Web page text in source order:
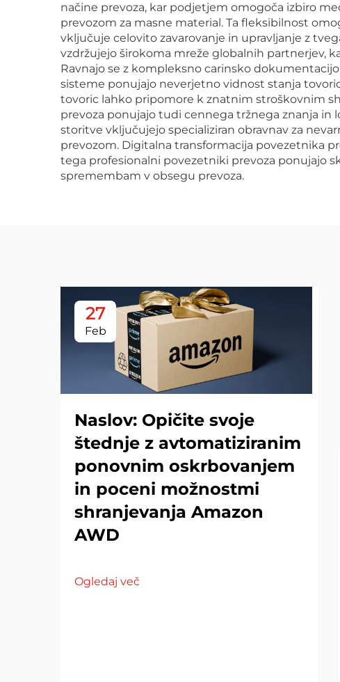
načine prevoza, kar podjetjem omogoča izbiro
prevozom za masne material. Ta fleksibilnost
vključuje celovito zavarovanje in upravljanje z
vzdržujejo širokoma mreže globalnih partnerjev,
Ravnajo se z kompleksno carinsko
sisteme ponujajo neverjetno vidnost stanja
tovoric lahko pripomore k znatnim stroškovnim
prevoza ponujajo tudi cennega tržnega znanja
storitve vključujejo specializiran obravnav za
prevozom. Digitalna transformacija povezetnika
tega profesionalni povezetniki prevoza ponujajo
spremembam v obsegu prevoza.
27
Feb
Naslov: Opičite svoje
štednje z avtomatiziranim
ponovnim oskrbovanjem
in poceni možnostmi
shranjevanja Amazon
AWD
Ogledaj več